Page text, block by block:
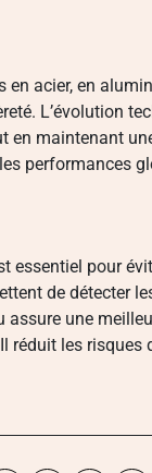
en acier, en
L’évolution
en maintenant
performances
essentiel pour
de détecter
une
les risques